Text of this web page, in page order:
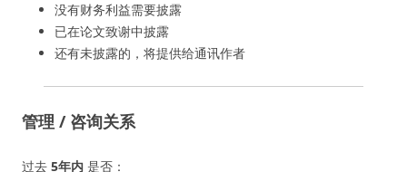
没有财务利益需要披露
已在论文致谢中披露
还有未披露的，将提供给通讯作者
管理 / 咨询关系
过去 5年内 是否：